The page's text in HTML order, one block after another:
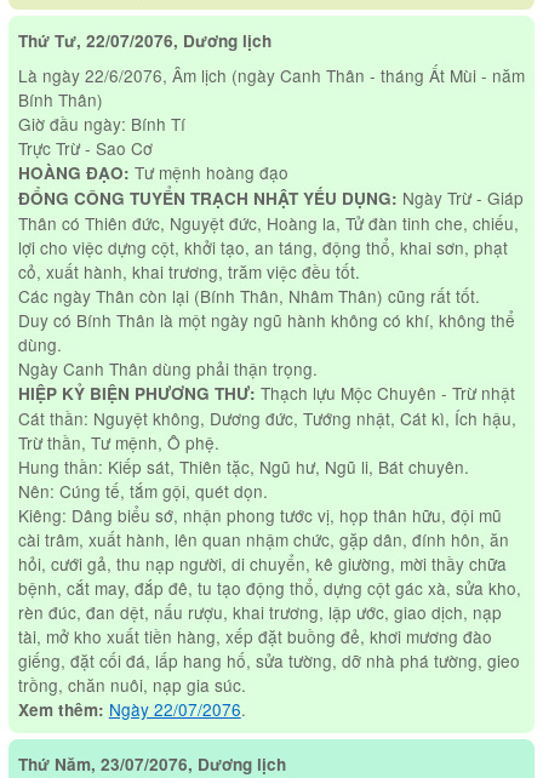
Thứ Tư, 22/07/2076, Dương lịch
Là ngày 22/6/2076, Âm lịch (ngày Canh Thân - tháng Ất Mùi - năm
Bính Thân)
Giờ đầu ngày: Bính Tí
Trực Trừ - Sao Cơ
HOÀNG ĐẠO: Tư mệnh hoàng đạo
ĐỔNG CÔNG TUYỂN TRẠCH NHẬT YẾU DỤNG: Ngày Trừ - Giáp
Thân có Thiên đức, Nguyệt đức, Hoàng la, Tử đàn tinh che, chiếu,
lợi cho việc dựng cột, khởi tạo, an táng, động thổ, khai sơn, phạt
cỏ, xuất hành, khai trương, trăm việc đều tốt.
Các ngày Thân còn lại (Bính Thân, Nhâm Thân) cũng rất tốt.
Duy có Bính Thân là một ngày ngũ hành không có khí, không thể
dùng.
Ngày Canh Thân dùng phải thận trọng.
HIỆP KỶ BIỆN PHƯƠNG THƯ: Thạch lựu Mộc Chuyên - Trừ nhật
Cát thần: Nguyệt không, Dương đức, Tướng nhật, Cát kì, Ích hậu,
Trừ thần, Tư mệnh, Ô phệ.
Hung thần: Kiếp sát, Thiên tặc, Ngũ hư, Ngũ li, Bát chuyên.
Nên: Cúng tế, tắm gội, quét dọn.
Kiêng: Dâng biểu sớ, nhận phong tước vị, họp thân hữu, đội mũ
cài trâm, xuất hành, lên quan nhậm chức, gặp dân, đính hôn, ăn
hỏi, cưới gả, thu nạp người, di chuyển, kê giường, mời thầy chữa
bệnh, cắt may, đắp đê, tu tạo động thổ, dựng cột gác xà, sửa kho,
rèn đúc, đan dệt, nấu rượu, khai trương, lập ước, giao dịch, nạp
tài, mở kho xuất tiền hàng, xếp đặt buồng đẻ, khơi mương đào
giếng, đặt cối đá, lấp hang hố, sửa tường, dỡ nhà phá tường, gieo
trồng, chăn nuôi, nạp gia súc.
Xem thêm: Ngày 22/07/2076.
Thứ Năm, 23/07/2076, Dương lịch